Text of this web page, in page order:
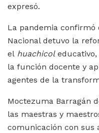
expresó.
La pandemia confirmó
Nacional detuvo la
el huachicoleducativo,
la función docente y
agentes de la
Moctezuma Barragán
las maestras y
comunicación con sus